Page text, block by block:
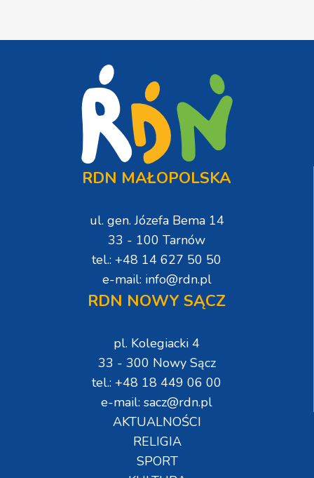
RDN MAŁOPOLSKA
ul. gen. Józefa Bema 14
33 - 100 Tarnów
tel.: +48 14 627 50 50
e-mail: info@rdn.pl
RDN NOWY SĄCZ
pl. Kolegiacki 4
33 - 300 Nowy Sącz
tel.: +48 18 449 06 00
e-mail: sacz@rdn.pl
AKTUALNOŚCI
RELIGIA
SPORT